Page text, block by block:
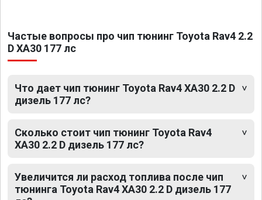
Частые вопросы про чип тюнинг Toyota Rav4 2.2
D XA30 177 лс
Что дает чип тюнинг Toyota Rav4 XA30 2.2 D
дизель 177 лс?
Сколько стоит чип тюнинг Toyota Rav4
XA30 2.2 D дизель 177 лс?
Увеличится ли расход топлива после чип
тюнинга Toyota Rav4 XA30 2.2 D дизель 177